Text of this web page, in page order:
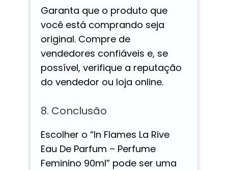
Garanta que o produto que
você está comprando seja
original. Compre de
vendedores confiáveis e, se
possível, verifique a reputação
do vendedor ou loja online.
8. Conclusão
Escolher o “In Flames La Rive
Eau De Parfum – Perfume
Feminino 90ml” pode ser uma